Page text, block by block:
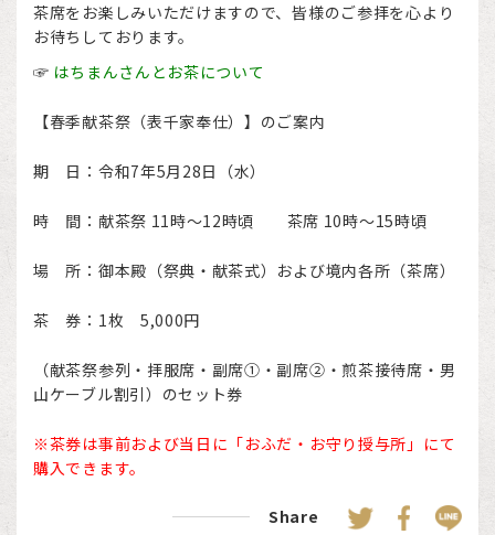
茶席をお楽しみいただけますので、皆様のご参拝を心より
お待ちしております。
☞ はちまんさんとお茶について
【春季献茶祭（表千家奉仕）】のご案内
期 日：令和7年5月28日（水）
時 間：献茶祭 11時～12時頃 茶席 10時～15時頃
場 所：御本殿（祭典・献茶式）および境内各所（茶席）
茶 券：1枚 5,000円
（献茶祭参列・拝服席・副席①・副席②・煎茶接待席・男
山ケーブル割引）のセット券
※茶券は事前および当日に「おふだ・お守り授与所」にて
購入できます。
Share